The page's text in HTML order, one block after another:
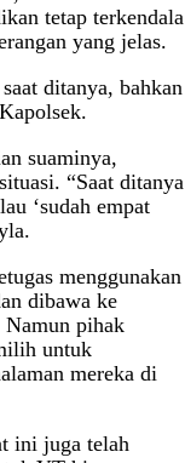
tetap terkendala
yang jelas.
ditanya, bahkan
suaminya,
“Saat ditanya
‘sudah empat
menggunakan
dibawa ke
pihak
untuk
mereka di
ini juga telah